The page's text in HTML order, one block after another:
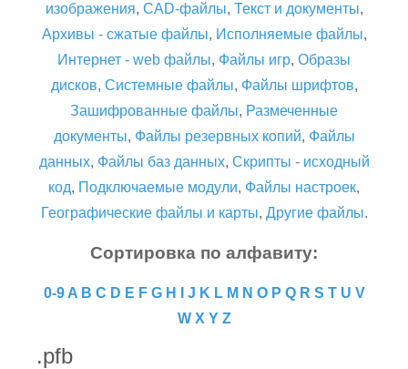
изображения, CAD-файлы, Текст и документы,
Архивы - сжатые файлы, Исполняемые файлы,
Интернет - web файлы, Файлы игр, Образы
дисков, Системные файлы, Файлы шрифтов,
Зашифрованные файлы, Размеченные
документы, Файлы резервных копий, Файлы
данных, Файлы баз данных, Скрипты - исходный
код, Подключаемые модули, Файлы настроек,
Географические файлы и карты, Другие файлы.
Сортировка по алфавиту:
0-9 A B C D E F G H J K L M N O P Q R S T U V
W X Y Z
.pfb